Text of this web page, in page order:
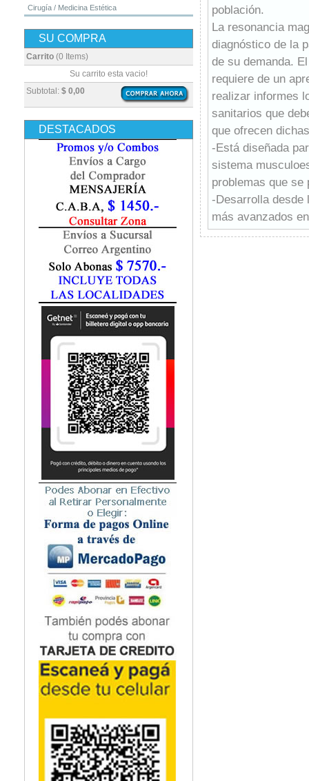
Cirugía / Medicina Estética
Dermatología
Diagnóstico por Imagen / Radiología
Embriología
Enfermería
Epidemiología
Farmacia / Farmacología
Fisiatría / Kinesiología
Fisiología / Fisiopatología
Fonoaudiología
Gastroenterología
Geriatría
Ginecología / Obstetricia
Hematología
Histología
Homeopatía
Infectología
Inmunología
Instrumentación Quirurgica
Medicina del Deporte / Rehabilitación
Medicina Emergencias / Urgencias
Medicina Forense / Legal
Medicina General
Medicina Interna
Microbiología
Nefrología
Neonatología / Pediatría
Neumología
Neuroanatomía / Neurociencia
Neurocirugía
Neurología
Nutrición
Odontología
Oftalmología
Oncología / Cuidados Paliativos
Ortopedía / Traumatología
Osteopatía
Otorrinolaringología
Podología
Psicología
Psiquiatría
Química
SU COMPRA
Carrito (0 Items)
Subtotal: $ 0,00
Su carrito esta vacio!
DESTACADOS
población.
La resonancia
diagnóstico de la
de su demanda.
requiere de un
realizar informes
sanitarios que
que ofrecen
-Está diseñada
sistema
problemas que se
-Desarrolla desde
más avanzados
afectan al